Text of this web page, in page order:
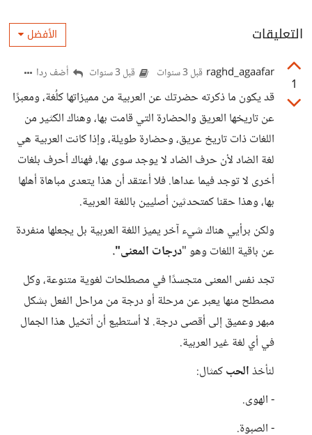
التعليقات الأفضل
1
raghd_agaafar قبل 3 سنوات قبل 3 سنوات أضف ردا
قد يكون ما ذكرته حضرتك عن العربية من مميزاتها كلُغة، ومعبرًا
عن تاريخها العريق والحضارة التي قامت بها، وهناك الكثير من
اللغات ذات تاريخ عريق، وحضارة طويلة، وإذا كانت العربية هي
لغة الضاد لأن حرف الضاد لا يوجد سوى بها، فهناك أحرف بلغات
أخرى لا توجد فيما عداها. فلا أعتقد أن هذا يتعدى مباهاة أهلها
بها، وهذا حقنا كمتحدثين أصليين باللغة العربية.
ولكن برأيي هناك شيء آخر يميز اللغة العربية بل يجعلها منفردة
عن باقية اللغات وهو "درجات المعنى".
تجد نفس المعنى متجسدًا في مصطلحات لغوية متنوعة، وكل
مصطلح منها يعبر عن مرحلة أو درجة من مراحل الفعل بشكل
مبهر وعميق إلى أقصى درجة. لا أستطيع أن أتخيل هذا الجمال
في أي لغة غير العربية.
لنأخذالحبكمثال:
- الهوى.
- الصبوة.